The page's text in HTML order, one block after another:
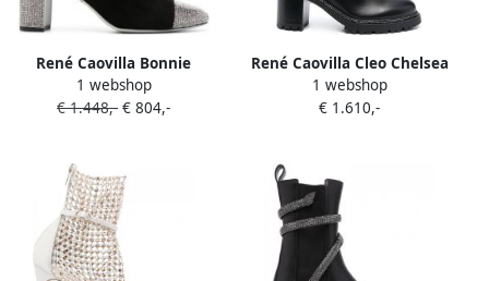
René Caovilla Bonnie
enkellaarzen Zwart
1 webshop
€ 1.448,- € 804,-
René Caovilla Cleo Chelsea
laarzen Zwart
1 webshop
€ 1.610,-